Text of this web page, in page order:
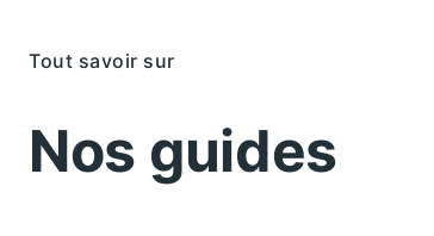
Tout savoir sur
Nos guides